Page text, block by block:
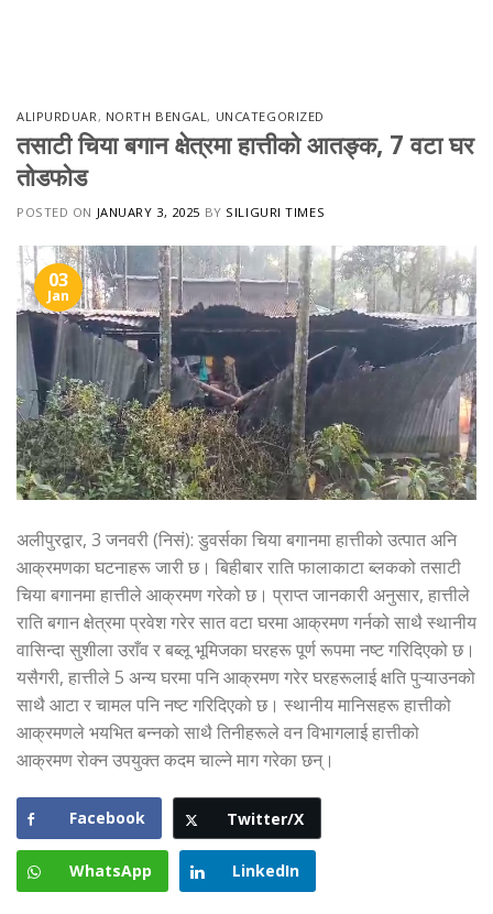
ALIPURDUAR, NORTH BENGAL, UNCATEGORIZED
तसाटी चिया बगान क्षेत्रमा हात्तीको आतङ्क, 7 वटा घर
तोडफोड
POSTED ON JANUARY 3, 2025 BY SILIGURI TIMES
03
Jan
अलीपुरद्वार, 3 जनवरी (निसं): डुवर्सका चिया बगानमा हात्तीको उत्पात अनि
आक्रमणका घटनाहरू जारी छ। बिहीबार राति फालाकाटा ब्लकको तसाटी
चिया बगानमा हात्तीले आक्रमण गरेको छ। प्राप्त जानकारी अनुसार, हात्तीले
राति बगान क्षेत्रमा प्रवेश गरेर सात वटा घरमा आक्रमण गर्नको साथै स्थानीय
वासिन्दा सुशीला उराँव र बब्लू भूमिजका घरहरू पूर्ण रूपमा नष्ट गरिदिएको छ।
यसैगरी, हात्तीले 5 अन्य घरमा पनि आक्रमण गरेर घरहरूलाई क्षति पुऱ्याउनको
साथै आटा र चामल पनि नष्ट गरिदिएको छ। स्थानीय मानिसहरू हात्तीको
आक्रमणले भयभित बन्नको साथै तिनीहरूले वन विभागलाई हात्तीको
आक्रमण रोक्न उपयुक्त कदम चाल्ने माग गरेका छन्।
Facebook Twitter/X
WhatsApp LinkedIn